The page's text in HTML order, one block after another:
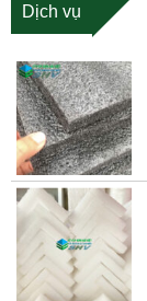
Dịch vụ